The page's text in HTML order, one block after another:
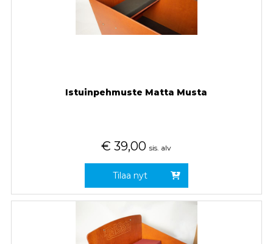
Istuinpehmuste Matta Musta
€ 39,00 sis. alv
Tilaa nyt